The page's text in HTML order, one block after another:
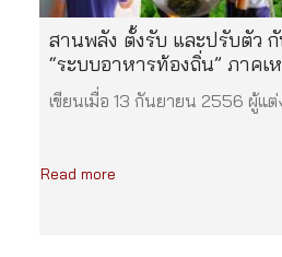
สานพลัง ตั้งรับ และปรับตัว
“ระบบอาหารท้องถิ่น” ภาคเ
เขียนเมื่อ 13 กันยายน 2556 ผู้แต่
Read more